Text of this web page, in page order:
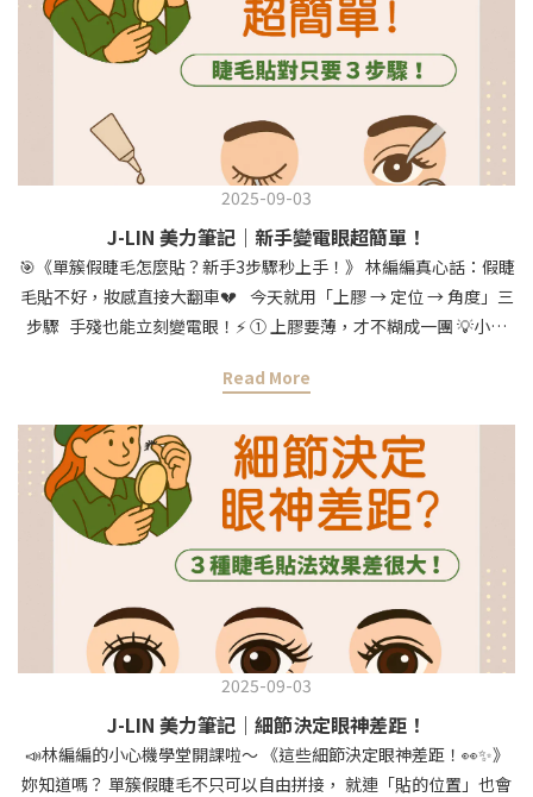
編編解法： 先用眉筆畫出想要的眉型框線 再剃掉外面的雜毛，眉型
才會穩定 💖修眉其實不難，只要避開這3個地雷 每天出門都能眉清
目秀～ 想要修眉更精準、不卡手？ 試試林編編愛用的J-Lin 專業日
2025-09-03
J-LIN 美力筆記｜新手變電眼超簡單！
🎯《單簇假睫毛怎麼貼？新手3步驟秒上手！》 林編編真心話：假睫
毛貼不好，妝感直接大翻車💔 今天就用「上膠 → 定位 → 角度」三
步驟 手殘也能立刻變電眼！⚡️ ① 上膠要薄，才不糊成一團 💡小技
無痕 / 黑色膠＝加強眼線感 👉等個 2-3 秒，膠半乾黏性更好，貼上
後再往前後延伸 💬 林編編小提醒：中間先定住，眼尾眼頭就不會飛
走啦～ ③ 角度決定眼型，關鍵在這！ * 中央貼｜圓潤放大，無辜感
滿分 🥺 * 眼尾貼｜拉長比例，秒變貓眼魅惑感 😼 * 眼頭加強｜立刻
楚楚動人，有小鹿眼效果 🦌 ✨林編編貼心提醒： 貼好後，拿鏡子
由下往上看，檢查空隙有沒有密合～ 單簇假睫毛最大的好處就是：
可以自由拼接、超自然、重複用！💖 練熟這招，你的眼神殺傷力直
接爆表～ 想入手林編編同款單簇假睫毛，這裡找得到👇
https://jlin.beauty/1F0mK
Read More
2025-09-03
J-LIN 美力筆記｜細節決定眼神差距！
📣林編編的小心機學堂開課啦～ 《這些細節決定眼神差距！👀✨》
妳知道嗎？ 單簇假睫毛不只可以自由拼接， 就連「貼的位置」也會